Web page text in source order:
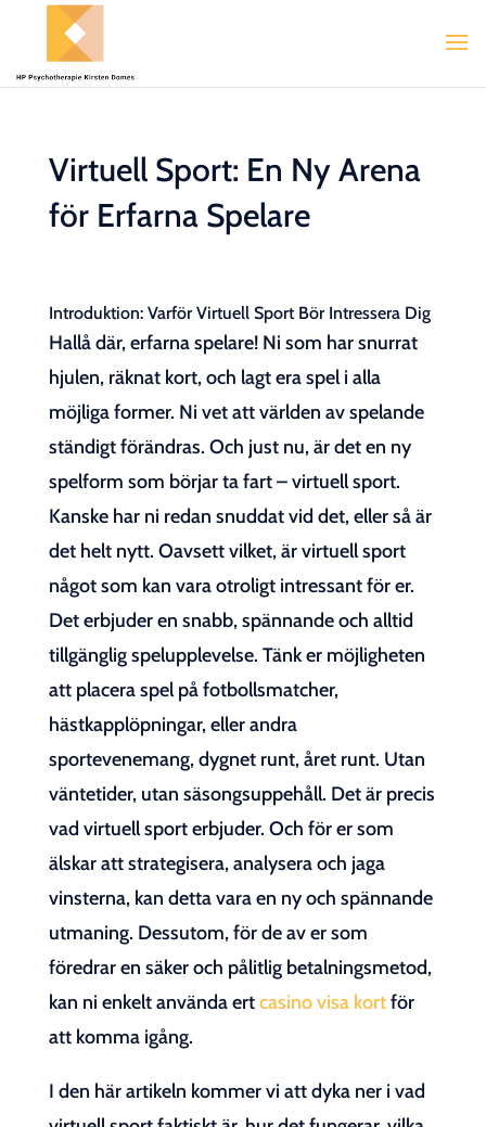
Virtuell Sport: En Ny Arena
för Erfarna Spelare
Introduktion: Varför Virtuell Sport Bör Intressera Dig
Hallå där, erfarna spelare! Ni som har snurrat
hjulen, räknat kort, och lagt era spel i alla
möjliga former. Ni vet att världen av spelande
ständigt förändras. Och just nu, är det en ny
spelform som börjar ta fart – virtuell sport.
Kanske har ni redan snuddat vid det, eller så är
det helt nytt. Oavsett vilket, är virtuell sport
något som kan vara otroligt intressant för er.
Det erbjuder en snabb, spännande och alltid
tillgänglig spelupplevelse. Tänk er möjligheten
att placera spel på fotbollsmatcher,
hästkapplöpningar, eller andra
sportevenemang, dygnet runt, året runt. Utan
väntetider, utan säsongsuppehåll. Det är precis
vad virtuell sport erbjuder. Och för er som
älskar att strategisera, analysera och jaga
vinsterna, kan detta vara en ny och spännande
utmaning. Dessutom, för de av er som
föredrar en säker och pålitlig betalningsmetod,
kan ni enkelt använda ertcasino visa kortför
att komma igång.
I den här artikeln kommer vi att dyka ner i vad